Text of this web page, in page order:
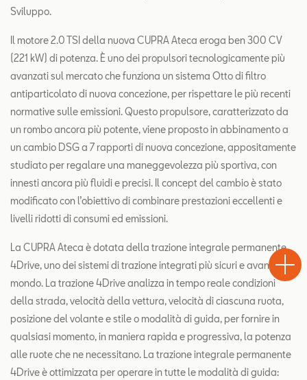
Sviluppo.
Il motore 2.0 TSI della nuova CUPRA Ateca eroga ben 300 CV
(221 kW) di potenza. È uno dei propulsori tecnologicamente più
avanzati sul mercato che funziona un sistema Otto di filtro
antiparticolato di nuova concezione, per rispettare le più recenti
normative sulle emissioni. Questo propulsore, caratterizzato da
un rombo ancora più potente, viene proposto in abbinamento a
un cambio DSG a 7 rapporti di nuova concezione, appositamente
studiato per regalare una maneggevolezza più sportiva, con
innesti ancora più fluidi e precisi. Il concept del cambio è stato
modificato con l’obiettivo di combinare prestazioni eccellenti e
livelli ridotti di consumi ed emissioni.
La CUPRA Ateca è dotata della trazione integrale permanente
4Drive, uno dei sistemi di trazione integrati più sicuri e avanzati al
mondo. La trazione 4Drive analizza in tempo reale condizioni
della strada, velocità della vettura, velocità di ciascuna ruota,
posizione del volante e stile o modalità di guida, per fornire in
qualsiasi momento, in maniera rapida e progressiva, la potenza
alle ruote che ne necessitano. La trazione integrale permanente
4Drive è ottimizzata per operare in tutte le modalità di guida:
Drive
Chiama